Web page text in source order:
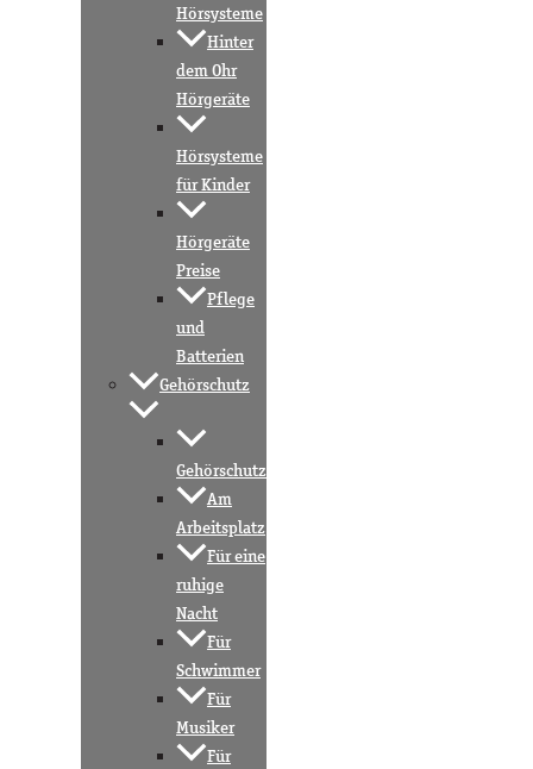
Hörsysteme
Hinter
dem Ohr
Hörgeräte
Hörsysteme
für Kinder
Hörgeräte
Preise
Pflege
und
Batterien
Gehörschutz
Gehörschutz
Am
Arbeitsplatz
Für eine
ruhige
Nacht
Für
Schwimmer
Für
Musiker
Für